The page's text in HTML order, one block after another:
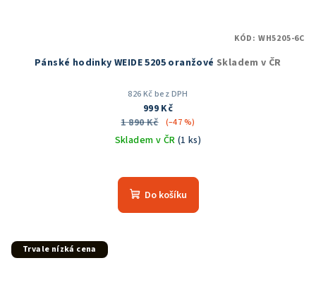
Pánské hodinky WEIDE 5205 oranžové Skladem v ČR
826 Kč bez DPH
999 Kč
1 890 Kč
(–47 %)
Skladem v ČR (1 ks)
hodnocení
produktu
Do košíku
KÓD: WH5205-6C
Trvale nízká cena